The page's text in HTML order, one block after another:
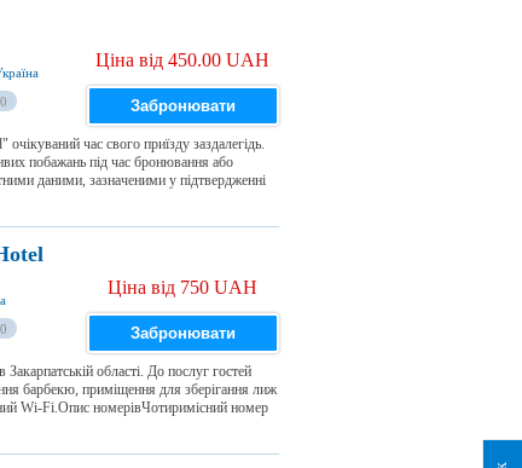
0
Ціна від 450.00 UAH
Забронювати
час свого приїзду заздалегідь.
побажань під час бронювання або
даними, зазначеними у підтвердженні
0
Ціна від 750 UAH
Забронювати
області. До послуг гостей
барбекю, приміщення для зберігання лиж
Wi-Fi.Опис номерівЧотиримісний номер